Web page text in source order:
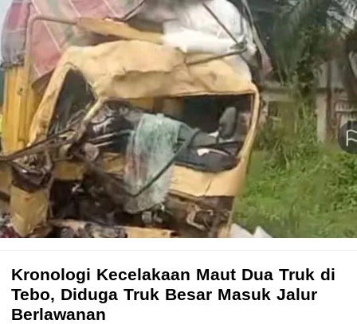
Kronologi Kecelakaan Maut Dua Truk di
Tebo, Diduga Truk Besar Masuk Jalur
Berlawanan